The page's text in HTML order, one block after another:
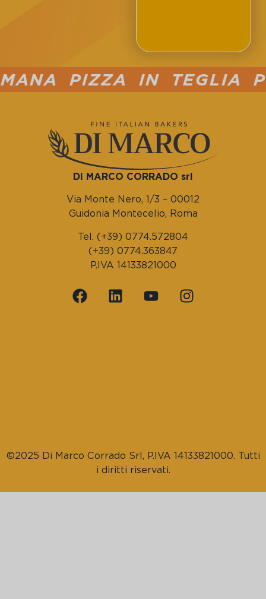
PIZZA IN TEGLIA
DI MARCO CORRADO srl
Via Monte Nero, 1/3 – 00012
Guidonia Montecelio, Roma
Tel. (+39) 0774.572804
(+39) 0774.363847
P.IVA 14133821000
©2025 Di Marco Corrado Srl, P.IVA 14133821000. Tutti
i diritti riservati.